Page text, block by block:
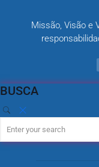
Missão, Visão e
BUSCA